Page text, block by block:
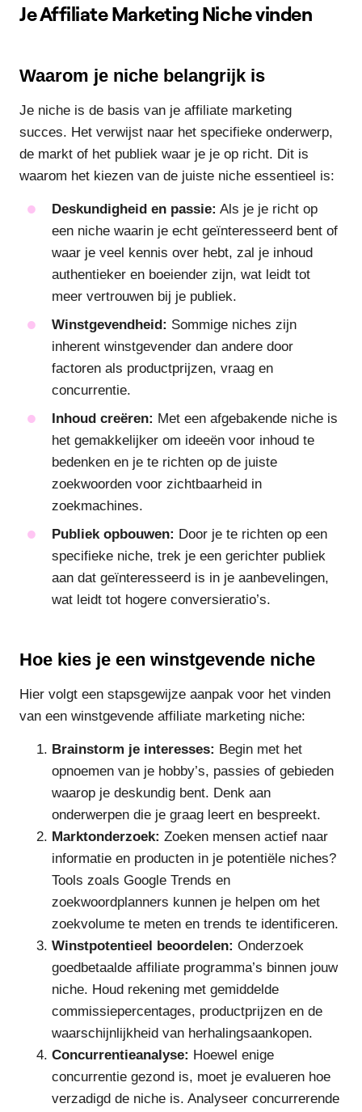
Je Affiliate Marketing Niche vinden
Waarom je niche belangrijk is
Je niche is de basis van je affiliate marketing
succes. Het verwijst naar het specifieke onderwerp,
de markt of het publiek waar je je op richt. Dit is
waarom het kiezen van de juiste niche essentieel is:
Deskundigheid en passie: Als je je richt op
een niche waarin je echt geïnteresseerd bent of
waar je veel kennis over hebt, zal je inhoud
authentieker en boeiender zijn, wat leidt tot
meer vertrouwen bij je publiek.
Winstgevendheid: Sommige niches zijn
inherent winstgevender dan andere door
factoren als productprijzen, vraag en
concurrentie.
Inhoud creëren: Met een afgebakende niche is
het gemakkelijker om ideeën voor inhoud te
bedenken en je te richten op de juiste
zoekwoorden voor zichtbaarheid in
zoekmachines.
Publiek opbouwen: Door je te richten op een
specifieke niche, trek je een gerichter publiek
aan dat geïnteresseerd is in je aanbevelingen,
wat leidt tot hogere conversieratio’s.
Hoe kies je een winstgevende niche
Hier volgt een stapsgewijze aanpak voor het vinden
van een winstgevende affiliate marketing niche:
Brainstorm je interesses: Begin met het
opnoemen van je hobby’s, passies of gebieden
waarop je deskundig bent. Denk aan
onderwerpen die je graag leert en bespreekt.
Marktonderzoek: Zoeken mensen actief naar
informatie en producten in je potentiële niches?
Tools zoals Google Trends en
zoekwoordplanners kunnen je helpen om het
zoekvolume te meten en trends te identificeren.
Winstpotentieel beoordelen: Onderzoek
goedbetaalde affiliate programma’s binnen jouw
niche. Houd rekening met gemiddelde
commissiepercentages, productprijzen en de
waarschijnlijkheid van herhalingsaankopen.
Concurrentieanalyse: Hoewel enige
concurrentie gezond is, moet je evalueren hoe
verzadigd de niche is. Analyseer concurrerende